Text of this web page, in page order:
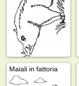
Maiali in fattoria